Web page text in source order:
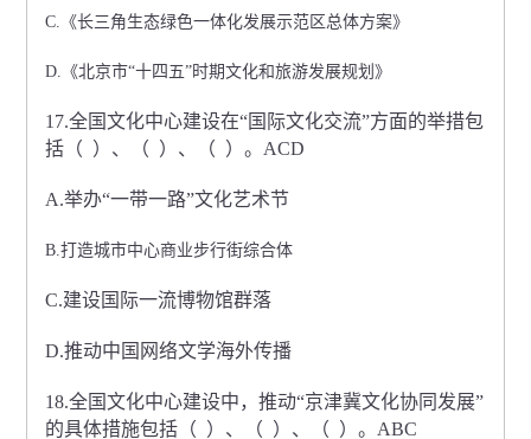
C.《长三角生态绿色一体化发展示范区总体方案》
D.《北京市“十四五”时期文化和旅游发展规划》
17.全国文化中心建设在“国际文化交流”方面的举措包
括（ ）、（ ）、（ ）。ACD
A.举办“一带一路”文化艺术节
B.打造城市中心商业步行街综合体
C.建设国际一流博物馆群落
D.推动中国网络文学海外传播
18.全国文化中心建设中，推动“京津冀文化协同发展”
的具体措施包括（ ）、（ ）、（ ）。ABC